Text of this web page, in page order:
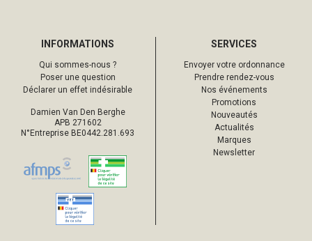
INFORMATIONS
Qui sommes-nous ?
Poser une question
Déclarer un effet indésirable
Damien Van Den Berghe
APB 271602
N°Entreprise BE0442.281.693
SERVICES
Envoyer votre ordonnance
Prendre rendez-vous
Nos événements
Promotions
Nouveautés
Actualités
Marques
Newsletter